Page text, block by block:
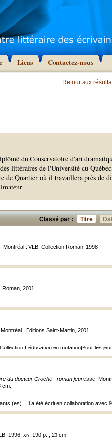
Liens Contactez-nous
Retour aux
du Conservatoire d'art
littéraires de l'Université du
de Quartier où il travaillera près de
...
Classé par : Titre
, Montréal : VLB, Collection Roman, 1998
Roman, 2001
, Montréal : Éditions Saint-Martin, 2001
L'éducation en mutation|Pour les
du docteur Croche - roman jeunesse ,
cm.
(es)... Il a été écrit en collaboration avec
1996, xiv, 190 p. ; 23 cm.